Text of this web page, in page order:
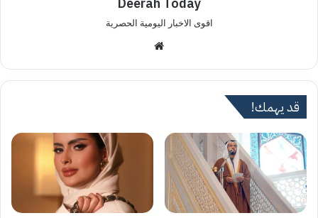
اقوى الاخبار اليومية الحصرية
الوي
قد يهمك!